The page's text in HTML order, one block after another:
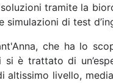
tramite la
di test
che ha lo
è trattato di
livello,